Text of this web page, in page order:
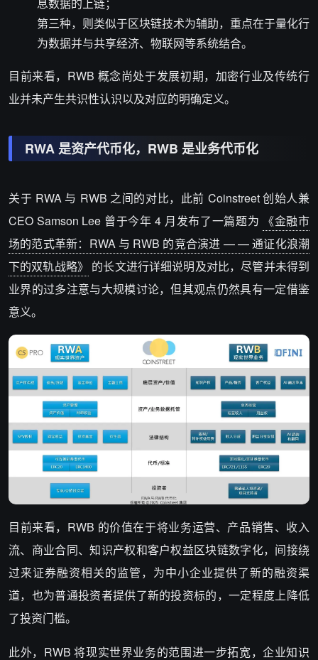
第三种，则类似于区块链技术为辅助，重点在于量化行
为数据并与共享经济、物联网等系统结合。
目前来看，RWB 概念尚处于发展初期，加密行业及传统行
业并未产生共识性认识以及对应的明确定义。
RWA 是资产代币化，RWB 是业务代币化
关于 RWA 与 RWB 之间的对比，此前 Coinstreet 创始人兼
CEO Samson Lee 曾于今年 4 月发布了一篇题为
《金融市
场的范式革新：RWA 与 RWB 的竞合演进 — — 通证化浪潮
下的双轨战略》 的长文进行详细说明及对比，尽管并未得到
业界的过多注意与大规模讨论，但其观点仍然具有一定借鉴
意义。
目前来看，RWB 的价值在于将业务运营、产品销售、收入
流、商业合同、知识产权和客户权益区块链数字化，间接绕
过来证券融资相关的监管，为中小企业提供了新的融资渠
道，也为普通投资者提供了新的投资标的，一定程度上降低
了投资门槛。
此外，RWB 将现实世界业务的范围进一步拓宽，企业知识